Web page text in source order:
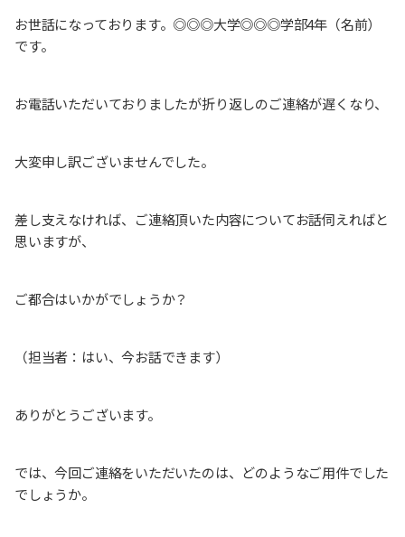
お世話になっております。◎◎◎大学◎◎◎学部4年（名前）
です。
お電話いただいておりましたが折り返しのご連絡が遅くなり、
大変申し訳ございませんでした。
差し支えなければ、ご連絡頂いた内容についてお話伺えればと
思いますが、
ご都合はいかがでしょうか？
（担当者：はい、今お話できます）
ありがとうございます。
では、今回ご連絡をいただいたのは、どのようなご用件でした
でしょうか。